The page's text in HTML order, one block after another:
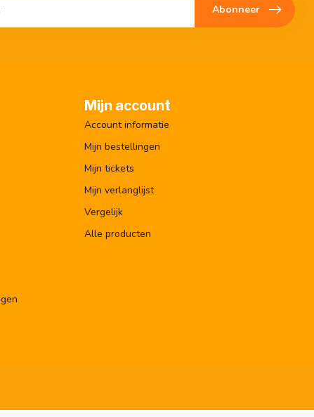
Abonneer
Mijn account
Account informatie
Mijn bestellingen
Mijn tickets
Mijn verlanglijst
Vergelijk
Alle producten